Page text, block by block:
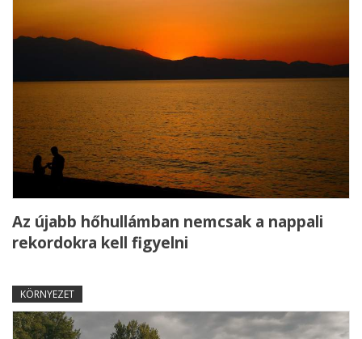
Az újabb hőhullámban nemcsak a nappali
rekordokra kell figyelni
KÖRNYEZET